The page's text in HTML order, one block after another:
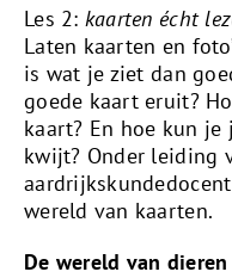
Les 2: kaarten écht
Laten kaarten en
is wat je ziet dan
goede kaart eruit?
kaart? En hoe kun
kwijt? Onder leiding
wereld van kaarten.
De wereld van